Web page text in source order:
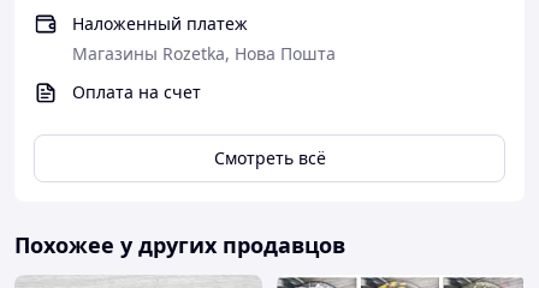
Наложенный платеж
Магазины Rozetka, Нова Пошта
Оплата на счет
Смотреть всё
Похожее у других продавцов